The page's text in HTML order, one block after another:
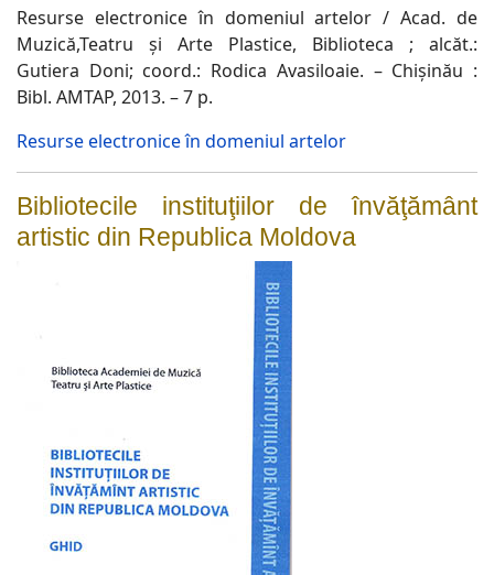
Resurse electronice în domeniul artelor / Acad. de
Muzică,Teatru şi Arte Plastice, Biblioteca ; alcăt.:
Gutiera Doni; coord.: Rodica Avasiloaie. – Chişinău :
Bibl. AMTAP, 2013. – 7 p.
Resurse electronice în domeniul artelor
Bibliotecile instituţiilor de învăţământ
artistic din Republica Moldova